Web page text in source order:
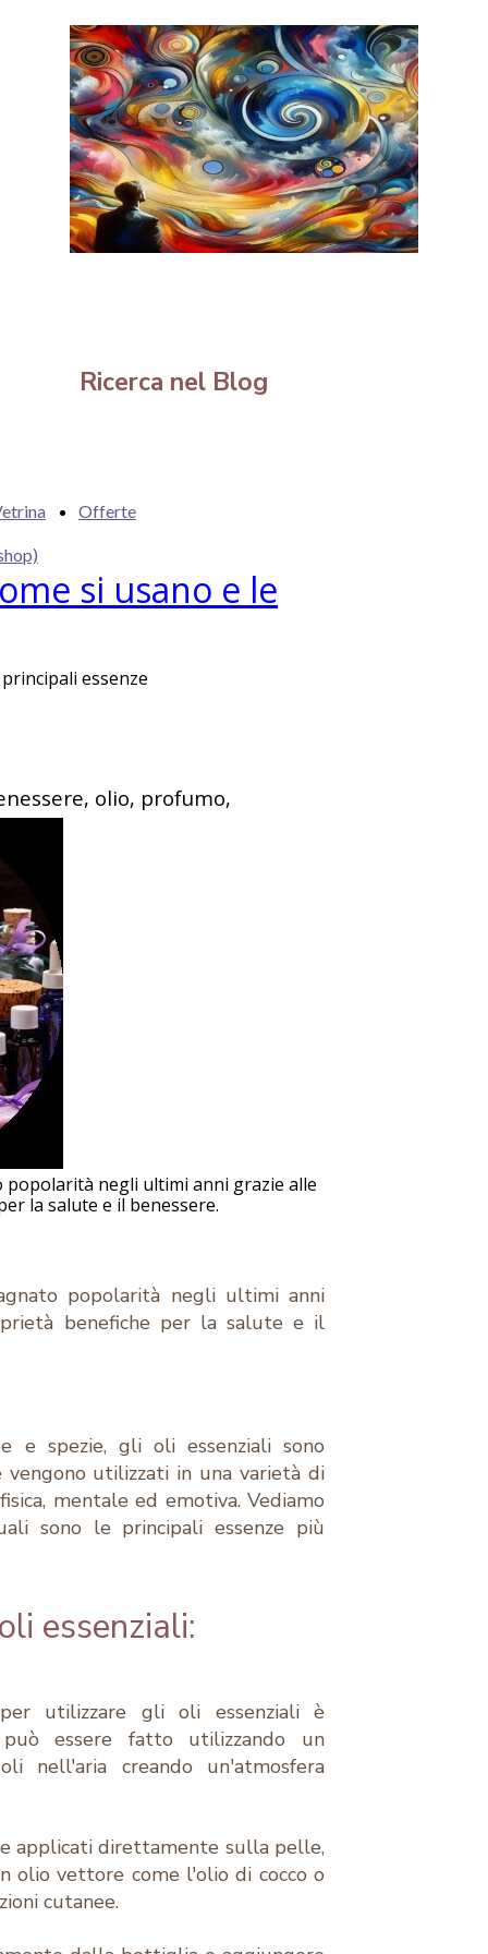
Ricerca nel Blog
Offerte
si usano e le
essenze
olio, profumo,
negli ultimi anni grazie alle
la salute e il benessere.
popolarità negli ultimi anni
benefiche per la salute e il
e spezie, gli oli essenziali sono
utilizzati in una varietà di
mentale ed emotiva. Vediamo
sono le principali essenze più
essenziali:
utilizzare gli oli essenziali è
essere fatto utilizzando un
nell'aria creando un'atmosfera
applicati direttamente sulla pelle,
olio vettore come l'olio di cocco o
cutanee.